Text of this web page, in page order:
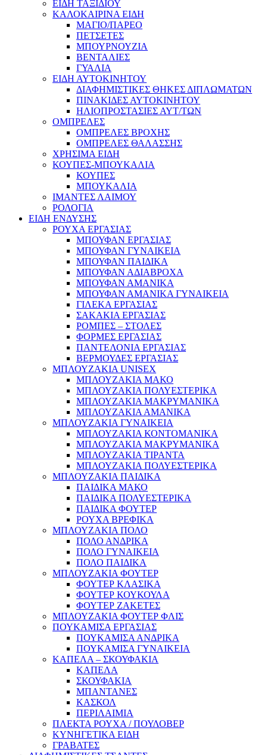
ΕΙΔΗ ΤΑΞΙΔΙΟΥ
ΚΑΛΟΚΑΙΡΙΝΑ ΕΙΔΗ
ΜΑΓΙΟ/ΠΑΡΕΟ
ΠΕΤΣΕΤΕΣ
ΜΠΟΥΡΝΟΥΖΙΑ
ΒΕΝΤΑΛΙΕΣ
ΓΥΑΛΙΑ
ΕΙΔΗ ΑΥΤΟΚΙΝΗΤΟΥ
ΔΙΑΦΗΜΙΣΤΙΚΕΣ ΘΗΚΕΣ ΔΙΠΛΩΜΑΤΩΝ
ΠΙΝΑΚΙΔΕΣ ΑΥΤΟΚΙΝΗΤΟΥ
ΗΛΙΟΠΡΟΣΤΑΣΙΕΣ ΑΥΤ/ΤΩΝ
ΟΜΠΡΕΛΕΣ
ΟΜΠΡΕΛΕΣ ΒΡΟΧΗΣ
ΟΜΠΡΕΛΕΣ ΘΑΛΑΣΣΗΣ
ΧΡΗΣΙΜΑ ΕΙΔΗ
ΚΟΥΠΕΣ-ΜΠΟΥΚΑΛΙΑ
ΚΟΥΠΕΣ
ΜΠΟΥΚΑΛΙΑ
ΙΜΑΝΤΕΣ ΛΑΙΜΟΥ
ΡΟΛΟΓΙΑ
ΕΙΔΗ ΕΝΔΥΣΗΣ
ΡΟΥΧΑ ΕΡΓΑΣΙΑΣ
ΜΠΟΥΦΑΝ ΕΡΓΑΣΙΑΣ
ΜΠΟΥΦΑΝ ΓΥΝΑΙΚΕΙΑ
ΜΠΟΥΦΑΝ ΠΑΙΔΙΚΑ
ΜΠΟΥΦΑΝ ΑΔΙΑΒΡΟΧΑ
ΜΠΟΥΦΑΝ ΑΜΑΝΙΚΑ
ΜΠΟΥΦΑΝ ΑΜΑΝΙΚΑ ΓΥΝΑΙΚΕΙΑ
ΓΙΛΕΚΑ ΕΡΓΑΣΙΑΣ
ΣΑΚΑΚΙΑ ΕΡΓΑΣΙΑΣ
ΡΟΜΠΕΣ – ΣΤΟΛΕΣ
ΦΟΡΜΕΣ ΕΡΓΑΣΙΑΣ
ΠΑΝΤΕΛΟΝΙΑ ΕΡΓΑΣΙΑΣ
ΒΕΡΜΟΥΔΕΣ ΕΡΓΑΣΙΑΣ
ΜΠΛΟΥΖΑΚΙΑ UNISEX
ΜΠΛΟΥΖΑΚΙΑ ΜΑΚΟ
ΜΠΛΟΥΖΑΚΙΑ ΠΟΛΥΕΣΤΕΡΙΚΑ
ΜΠΛΟΥΖΑΚΙΑ ΜΑΚΡΥΜΑΝΙΚΑ
ΜΠΛΟΥΖΑΚΙΑ ΑΜΑΝΙΚΑ
ΜΠΛΟΥΖΑΚΙΑ ΓΥΝΑΙΚΕΙΑ
ΜΠΛΟΥΖΑΚΙΑ ΚΟΝΤΟΜΑΝΙΚΑ
ΜΠΛΟΥΖΑΚΙΑ ΜΑΚΡΥΜΑΝΙΚΑ
ΜΠΛΟΥΖΑΚΙΑ ΤΙΡΑΝΤΑ
ΜΠΛΟΥΖΑΚΙΑ ΠΟΛΥΕΣΤΕΡΙΚΑ
ΜΠΛΟΥΖΑΚΙΑ ΠΑΙΔΙΚΑ
ΠΑΙΔΙΚΑ ΜΑΚΟ
ΠΑΙΔΙΚΑ ΠΟΛΥΕΣΤΕΡΙΚΑ
ΠΑΙΔΙΚΑ ΦΟΥΤΕΡ
ΡΟΥΧΑ ΒΡΕΦΙΚΑ
ΜΠΛΟΥΖΑΚΙΑ ΠΟΛΟ
ΠΟΛΟ ΑΝΔΡΙΚΑ
ΠΟΛΟ ΓΥΝΑΙΚΕΙΑ
ΠΟΛΟ ΠΑΙΔΙΚΑ
ΜΠΛΟΥΖΑΚΙΑ ΦΟΥΤΕΡ
ΦΟΥΤΕΡ ΚΛΑΣΙΚΑ
ΦΟΥΤΕΡ ΚΟΥΚΟΥΛΑ
ΦΟΥΤΕΡ ΖΑΚΕΤΕΣ
ΜΠΛΟΥΖΑΚΙΑ ΦΟΥΤΕΡ ΦΛΙΣ
ΠΟΥΚΑΜΙΣΑ ΕΡΓΑΣΙΑΣ
ΠΟΥΚΑΜΙΣΑ ΑΝΔΡΙΚΑ
ΠΟΥΚΑΜΙΣΑ ΓΥΝΑΙΚΕΙΑ
ΚΑΠΕΛΑ – ΣΚΟΥΦΑΚΙΑ
ΚΑΠΕΛΑ
ΣΚΟΥΦΑΚΙΑ
ΜΠΑΝΤΑΝΕΣ
ΚΑΣΚΟΛ
ΠΕΡΙΛΑΙΜΙΑ
ΠΛΕΚΤΑ ΡΟΥΧΑ / ΠΟΥΛΟΒΕΡ
ΚΥΝΗΓΕΤΙΚΑ ΕΙΔΗ
ΓΡΑΒΑΤΕΣ